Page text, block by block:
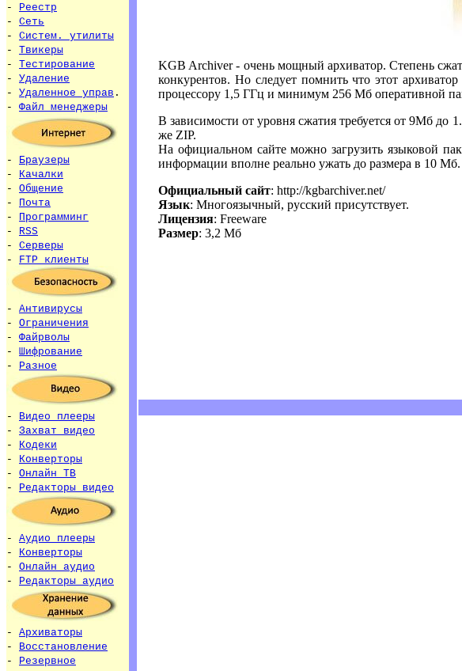
- Реестр
- Сеть
- Систем. утилиты
- Твикеры
- Тестирование
- Удаление
- Удаленное управ .
- Файл менеджеры
- Браузеры
- Качалки
- Общение
- Почта
- Программинг
- RSS
- Серверы
- FTP клиенты
- Антивирусы
- Ограничения
- Файрволы
- Шифрование
- Разное
- Видео плееры
- Захват видео
- Кодеки
- Конверторы
- Онлайн ТВ
- Редакторы видео
- Аудио плееры
- Конверторы
- Онлайн аудио
- Редакторы аудио
- Архиваторы
- Восстановление
- Резервное
KGB Archiver - очень мощный архиватор. Степень
конкурентов. Но следует помнить что этот
процессору 1,5 ГГц и минимум 256 Мб оперативной
В зависимости от уровня сжатия требуется от 9Мб
же ZIP.
На официальном сайте можно загрузить языковой
информации вполне реально ужать до размера в 10 Мб.
Официальный сайт: http://kgbarchiver.net/
Язык: Многоязычный, русский присутствует.
Лицензия: Freeware
Размер: 3,2 Мб